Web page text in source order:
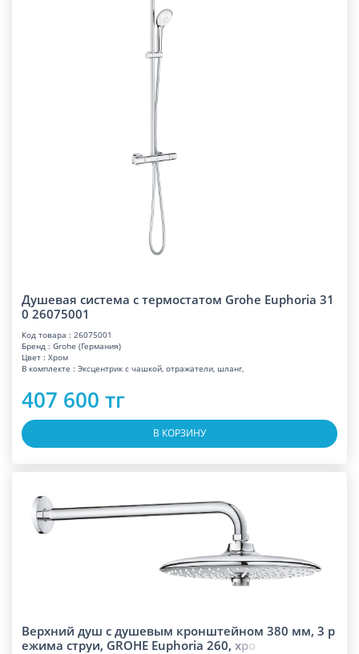
Душевая система с термостатом Grohe Euphoria 31
0 26075001
Код товара : 26075001
Бренд : Grohe (Германия)
Цвет : Хром
В комплекте : Эксцентрик с чашкой, отражатели, шланг,
407 600 тг
В КОРЗИНУ
Верхний душ с душевым кронштейном 380 мм, 3 р
ежима струи, GROHE Euphoria 260, хро